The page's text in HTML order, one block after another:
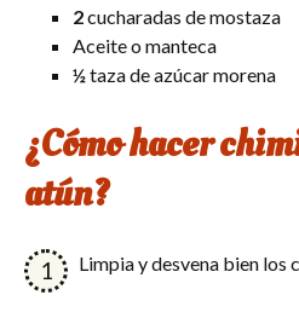
2cucharadas de mostaza
Aceite o manteca
½taza de azúcar morena
¿Cómo hacer
atún?
Limpia y desvena bien los